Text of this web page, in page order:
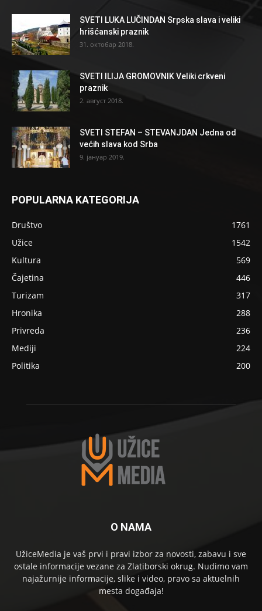
SVETI LUKA LUČINDAN Srpska slava i veliki
hrišćanski praznik
31. октобар 2018.
SVETI ILIJA GROMOVNIK Veliki crkveni
praznik
2. август 2018.
SVETI STEFAN – STEVANJDAN Jedna od
većih slava kod Srba
9. јануар 2019.
POPULARNA KATEGORIJA
Društvo
1761
Užice
1542
Kultura
569
Čajetina
446
Turizam
317
Hronika
288
Privreda
236
Mediji
224
Politika
200
O NAMA
UžiceMedia je vaš prvi i pravi izbor za novosti, zabavu i sve
ostale informacije vezane za Zlatiborski okrug. Nudimo vam
najažurnije informacije, slike i video, pravo sa aktuelnih
mesta događaja!